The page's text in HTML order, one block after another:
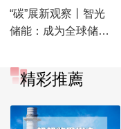
“碳”展新观察丨智光
储能：成为全球储能
精彩推薦